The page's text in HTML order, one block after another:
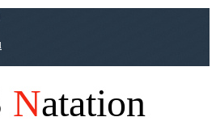
Natation